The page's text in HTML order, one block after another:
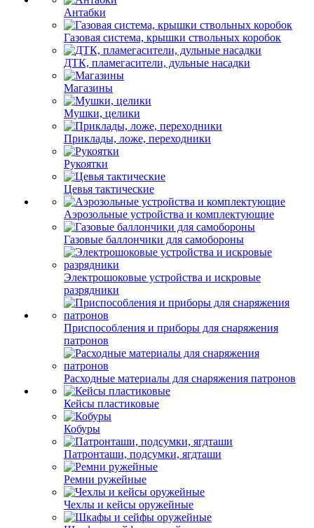
Антабки
Газовая система, крышки ствольных коробок
ДТК, пламегасители, дульные насадки
Магазины
Мушки, целики
Приклады, ложе, переходники
Рукоятки
Цевья тактические
Аэрозольные устройства и комплектующие
Газовые баллончики для самобороны
Электрошоковые устройства и искровые
разрядники
Приспособления и приборы для снаряжения
патронов
Расходные материалы для снаряжения патронов
Кейсы пластиковые
Кобуры
Патронташи, подсумки, ягдташи
Ремни ружейные
Чехлы и кейсы оружейные